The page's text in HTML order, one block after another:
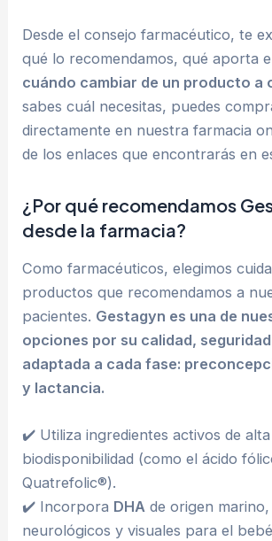
Desde el consejo farmacéutico, te
qué lo recomendamos, qué aporta
cuándo cambiar de un producto a
sabes cuál necesitas, puedes
directamente en nuestra farmacia
de los enlaces que encontrarás en
¿Por qué recomendamos
desde la farmacia?
Como farmacéuticos, elegimos
productos que recomendamos a
pacientes. Gestagyn es una de
opciones por su calidad,
adaptada a cada fase:
y lactancia.
✔️ Utiliza ingredientes activos de alta
biodisponibilidad (como el ácido
Quatrefolic®).
✔️ Incorpora DHA de origen
neurológicos y visuales para el